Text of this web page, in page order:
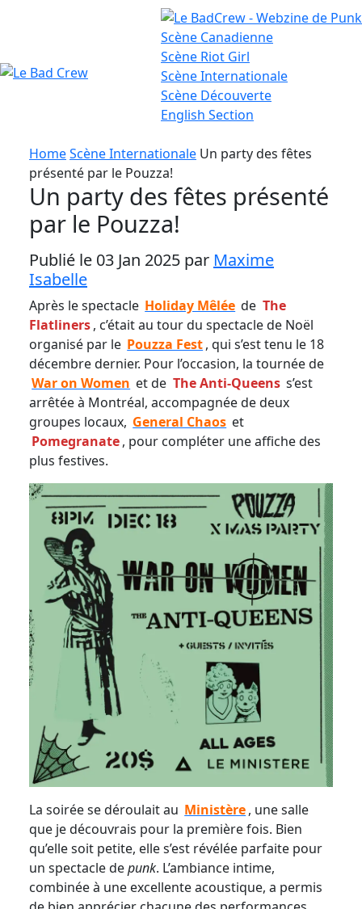
Crew
Scène Canadienne
Scène Riot Girl
ScèneInternationale
Scène Découverte
English Section
HomeScène Internationale Un party des fêtes
présenté par le Pouzza!
Un party des fêtes présenté
par le Pouzza!
Publié le 03 Jan 2025 par Maxime
Isabelle
Après le spectacle Holiday Mêlée de The
Flatliners, c’était au tour du spectacle de Noël
organisé par le Pouzza Fest, qui s’est tenu le 18
décembre dernier. Pour l’occasion, la tournée de
War on Women et de The Anti-Queens s’est
arrêtée à Montréal, accompagnée de deux
groupes locaux, General Chaos et
Pomegranate, pour compléter une affiche des
plus festives.
La soirée se déroulait au Ministère, une salle
que je découvrais pour la première fois. Bien
qu’elle soit petite, elle s’est révélée parfaite pour
un spectacle depunk. L’ambiance intime,
combinée à une excellente acoustique, a permis